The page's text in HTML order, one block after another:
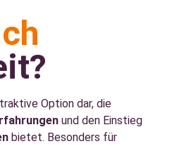
Option dar, die
und den Einstieg
bietet. Besonders für